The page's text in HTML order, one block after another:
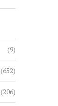
(9)
(652)
(206)